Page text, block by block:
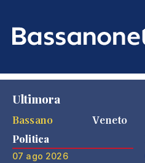
Ultimora
Bassano
Veneto
Politica
07 ago 2026